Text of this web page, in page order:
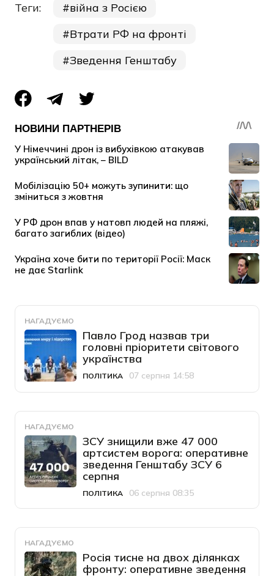
Теги:
війна з Росією
Втрати РФ на фронті
Зведення Генштабу
НАГАДУЄМО
Павло Грод назвав три
головні пріоритети світового
українства
Категорія
ПОЛІТИКА
Дата публікації
07 серпня 14:58
НАГАДУЄМО
ЗСУ знищили вже 47 000
артсистем ворога: оперативне
зведення Генштабу ЗСУ 6
серпня
Категорія
ПОЛІТИКА
Дата публікації
06 серпня 08:35
НАГАДУЄМО
Росія тисне на двох ділянках
фронту: оперативне зведення